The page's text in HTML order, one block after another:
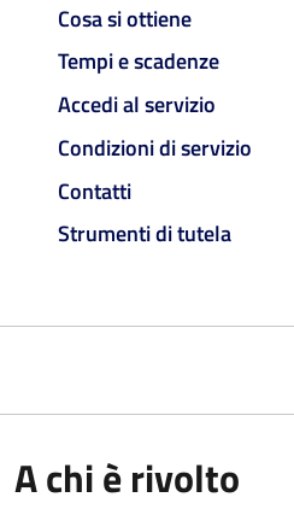
Cosa si ottiene
Tempi e scadenze
Accedi al servizio
Condizioni di servizio
Contatti
Strumenti di tutela
A chi è rivolto